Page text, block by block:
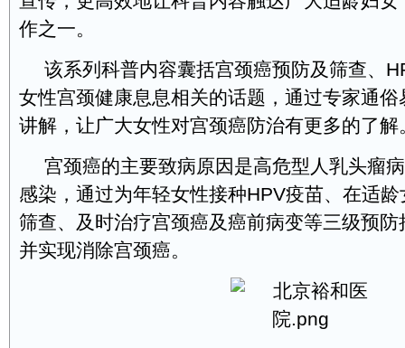
作之一。
该系列科普内容囊括宫颈癌预防及筛查、
女性宫颈健康息息相关的话题，通过专家通
讲解，让广大女性对宫颈癌防治有更多的了解
宫颈癌的主要致病原因是高危型人乳头瘤
感染，通过为年轻女性接种HPV疫苗、在适
筛查、及时治疗宫颈癌及癌前病变等三级预
并实现消除宫颈癌。